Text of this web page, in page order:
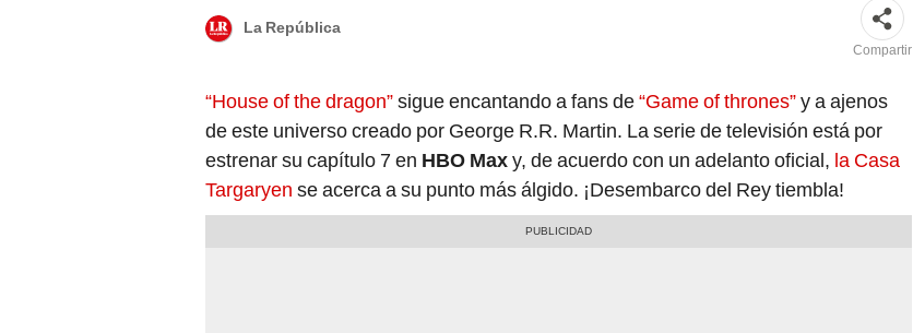
La República
Compartir
“House of the dragon”sigue encantando a fans de“Game of thrones”y a ajenos
de este universo creado por George R.R. Martin. La serie de televisión está por
estrenar su capítulo 7 en HBO Maxy, de acuerdo con un adelanto oficial, la Casa
Targaryen se acerca a su punto más álgido. ¡Desembarco del Rey tiembla!